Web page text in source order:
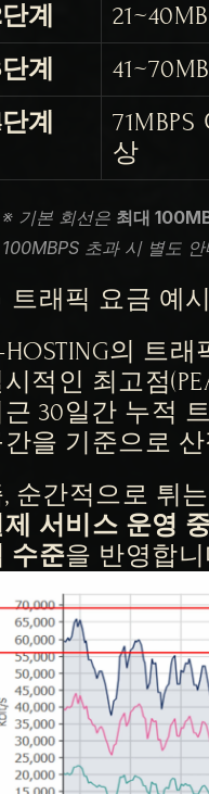
계
계
계
71MBPS
상
※ 기본 회선은 최대
100MBPS 초과 시 별도
트래픽 요금 예시
HOSTING의 트
시적인 최고점
근 30일간 누적
간을 기준으로
순간적으로 튀
제 서비스 운영
수준을 반영합니